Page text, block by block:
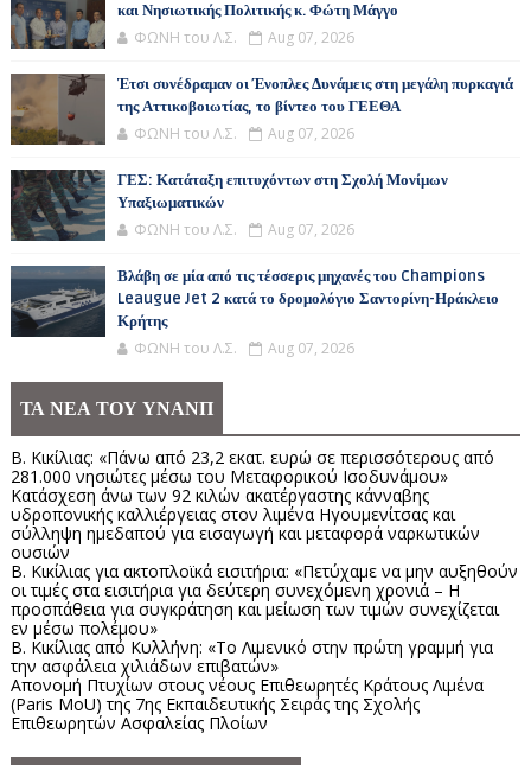
και Νησιωτικής Πολιτικής κ. Φώτη Μάγγο
ΦΩΝΗ του Λ.Σ. Aug 07, 2026
Έτσι συνέδραμαν οι Ένοπλες Δυνάμεις στη μεγάλη πυρκαγιά
της Αττικοβοιωτίας, το βίντεο του ΓΕΕΘΑ
ΦΩΝΗ του Λ.Σ. Aug 07, 2026
ΓΕΣ: Κατάταξη επιτυχόντων στη Σχολή Μονίμων
Υπαξιωματικών
ΦΩΝΗ του Λ.Σ. Aug 07, 2026
Βλάβη σε μία από τις τέσσερις μηχανές του Champions
Leaugue Jet 2 κατά το δρομολόγιο Σαντορίνη-Ηράκλειο
Κρήτης
ΦΩΝΗ του Λ.Σ. Aug 07, 2026
ΤΑ ΝΕΑ ΤΟΥ ΥΝΑΝΠ
Β. Κικίλιας: «Πάνω από 23,2 εκατ. ευρώ σε περισσότερους από
281.000 νησιώτες μέσω του Μεταφορικού Ισοδυνάμου»
Κατάσχεση άνω των 92 κιλών ακατέργαστης κάνναβης
υδροπονικής καλλιέργειας στον λιμένα Ηγουμενίτσας και
σύλληψη ημεδαπού για εισαγωγή και μεταφορά ναρκωτικών
ουσιών
Β. Κικίλιας για ακτοπλοϊκά εισιτήρια: «Πετύχαμε να μην αυξηθούν
οι τιμές στα εισιτήρια για δεύτερη συνεχόμενη χρονιά – Η
προσπάθεια για συγκράτηση και μείωση των τιμών συνεχίζεται
εν μέσω πολέμου»
Β. Κικίλιας από Κυλλήνη: «Το Λιμενικό στην πρώτη γραμμή για
την ασφάλεια χιλιάδων επιβατών»
Απονομή Πτυχίων στους νέους Επιθεωρητές Κράτους Λιμένα
(Paris MoU) της 7ης Εκπαιδευτικής Σειράς της Σχολής
Επιθεωρητών Ασφαλείας Πλοίων